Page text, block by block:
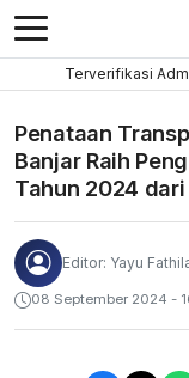
Terverifikasi
Penataan
Banjar Raih
Tahun 2024 dari
Editor: Yayu
08 September 2024 -